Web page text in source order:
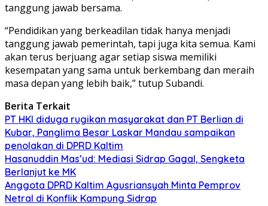
tanggung jawab bersama.
“Pendidikan yang berkeadilan tidak hanya menjadi
tanggung jawab pemerintah, tapi juga kita semua. Kami
akan terus berjuang agar setiap siswa memiliki
kesempatan yang sama untuk berkembang dan meraih
masa depan yang lebih baik,” tutup Subandi.
Berita Terkait
PT HKI diduga rugikan masyarakat dan PT Berlian di
Kubar, Panglima Besar Laskar Mandau sampaikan
penolakan di DPRD Kaltim
Hasanuddin Mas’ud: Mediasi Sidrap Gagal, Sengketa
Berlanjut ke MK
Anggota DPRD Kaltim Agusriansyah Minta Pemprov
Netral di Konflik Kampung Sidrap